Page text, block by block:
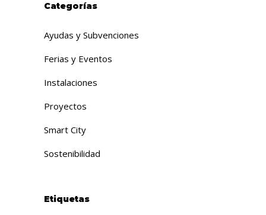
Categorías
Ayudas y Subvenciones
Ferias y Eventos
Instalaciones
Proyectos
Smart City
Sostenibilidad
Etiquetas